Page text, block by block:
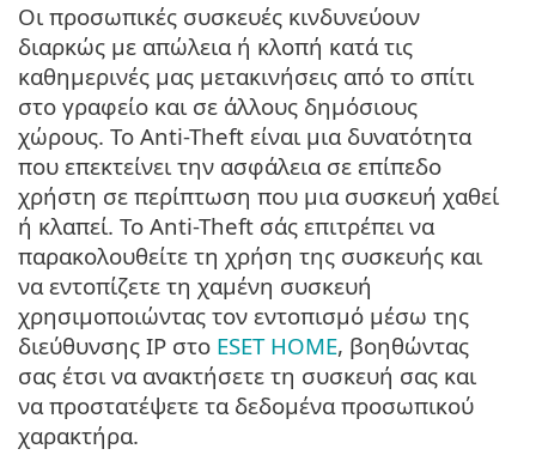
Οι προσωπικές συσκευές κινδυνεύουν
διαρκώς με απώλεια ή κλοπή κατά τις
καθημερινές μας μετακινήσεις από το σπίτι
στο γραφείο και σε άλλους δημόσιους
χώρους. Το Anti-Theft είναι μια δυνατότητα
που επεκτείνει την ασφάλεια σε επίπεδο
χρήστη σε περίπτωση που μια συσκευή χαθεί
ή κλαπεί. Το Anti-Theft σάς επιτρέπει να
παρακολουθείτε τη χρήση της συσκευής και
να εντοπίζετε τη χαμένη συσκευή
χρησιμοποιώντας τον εντοπισμό μέσω της
διεύθυνσης IP στο ESET HOME, βοηθώντας
σας έτσι να ανακτήσετε τη συσκευή σας και
να προστατέψετε τα δεδομένα προσωπικού
χαρακτήρα.